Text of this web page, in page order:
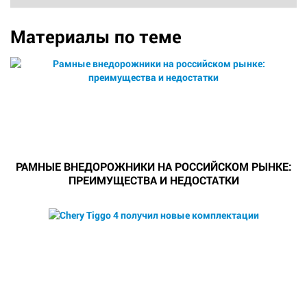
Материалы по теме
РАМНЫЕ ВНЕДОРОЖНИКИ НА РОССИЙСКОМ РЫНКЕ:
ПРЕИМУЩЕСТВА И НЕДОСТАТКИ